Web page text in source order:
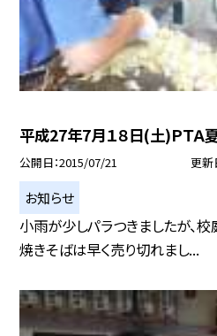
平成27年7月１８日(土)ＰＴＡ
公開日 2015/07/21 更新
お知らせ
小雨が少しパラつきましたが、
焼きそばは早く売り切れまし...